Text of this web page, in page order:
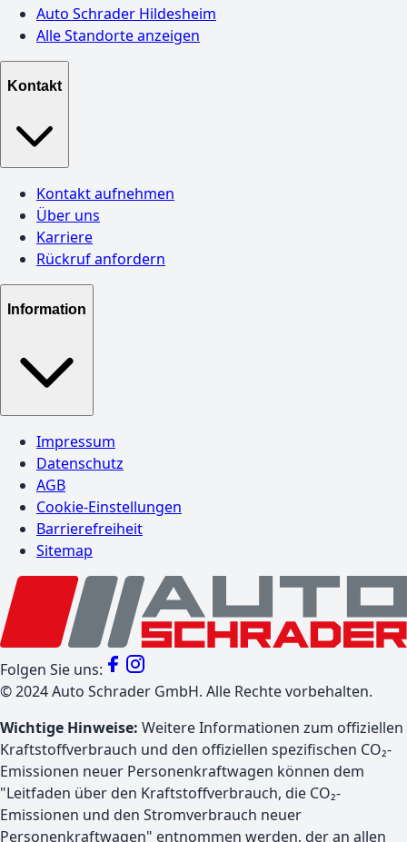
Auto Schrader Hildesheim
Alle Standorte anzeigen
Kontakt
Kontakt aufnehmen
Über uns
Karriere
Rückruf anfordern
Information
Impressum
Datenschutz
AGB
Cookie-Einstellungen
Barrierefreiheit
Sitemap
Folgen Sie uns:
©2024Auto Schrader GmbH. Alle Rechte vorbehalten.
Wichtige Hinweise: Weitere Informationen zum offiziellen
Kraftstoffverbrauch und den offiziellen spezifischen CO₂-
Emissionen neuer Personenkraftwagen können dem
"Leitfaden über den Kraftstoffverbrauch, die CO₂-
Emissionen und den Stromverbrauch neuer
Personenkraftwagen" entnommen werden, der an allen